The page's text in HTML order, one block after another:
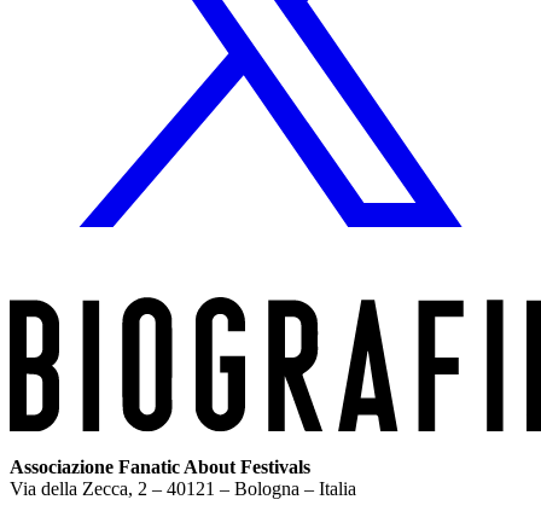
Associazione Fanatic About Festivals
Via della Zecca, 2 – 40121 – Bologna – Italia